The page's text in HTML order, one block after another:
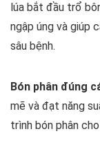
lúa bắt đầu trổ
ngập úng và giúp
sâu bệnh.
Bón phân đúng
mẽ và đạt năng
trình bón phân